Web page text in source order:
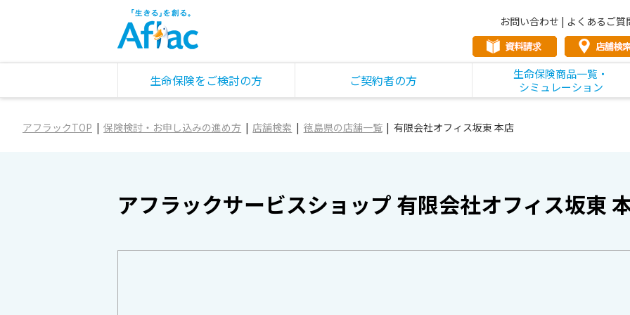
お問い合わせ | よくあるご質
生命保険をご検討の方 ご契約者の方
生命保険商品一覧・
シミュレーション
アフラックTOP 保険検討・お申し込みの進め方 店舗検索 徳島県の店舗一覧 有限会社オフィス坂東 本店
アフラックサービスショップ 有限会社オフィス坂東